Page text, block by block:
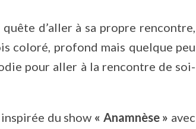
d’aller à sa propre rencontre,
coloré, profond mais quelque peu
pour aller à la rencontre de soi-
du show « Anamnèse » avec